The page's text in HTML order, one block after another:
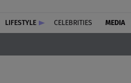
LIFESTYLE CELEBRITIES MEDIA